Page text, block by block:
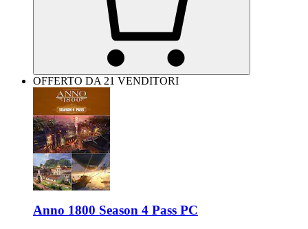
OFFERTO DA 21 VENDITORI
Anno 1800 Season 4 Pass PC